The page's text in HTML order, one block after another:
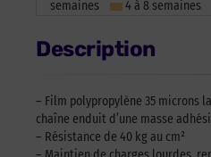
semaines
4 à 8 semaines
Description
– Film polypropylène 35 microns
chaîne enduit d’une masse
– Résistance de 40 kg au cm²